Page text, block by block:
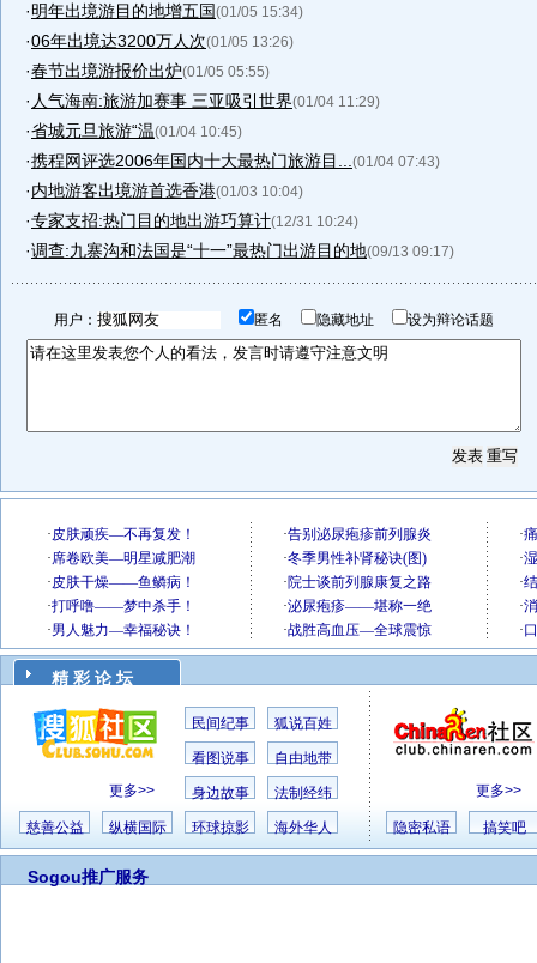
·明年出境游目的地增五国(01/05 15:34)
·06年出境达3200万人次(01/05 13:26)
·春节出境游报价出炉(01/05 05:55)
· 人气海南:旅游加赛事 三亚吸引世界(01/04 11:29)
·省城元旦旅游“温(01/04 10:45)
·携程网评选2006年国内十大最热门旅游目... (01/04 07:43)
·内地游客出境游首选香港(01/03 10:04)
·专家支招:热门目的地出游巧算计(12/31 10:24)
·调查:九寨沟和法国是“十一”最热门出游目的地(09/13 09:17)
用户： 匿名 隐藏地址 设为辩论话题
精 彩 论 坛
更多>>
民间纪事 狐说百姓
看图说事 自由地带
身边故事 法制经纬
慈善公益 纵横国际 环球掠影 海外华人
更多>>
隐密私语 搞笑吧
Sogou推广服务